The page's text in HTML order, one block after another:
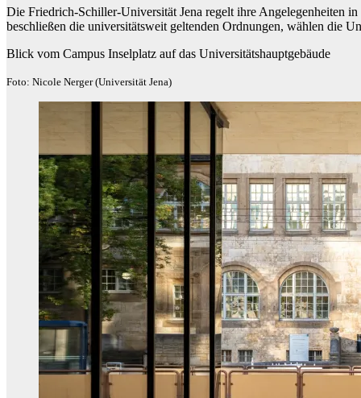
Die Friedrich-Schiller-Universität Jena regelt ihre Angelegenheiten
beschließen die universitätsweit geltenden Ordnungen, wählen die
Blick vom Campus Inselplatz auf das Universitätshauptgebäude
Foto: Nicole Nerger (Universität Jena)